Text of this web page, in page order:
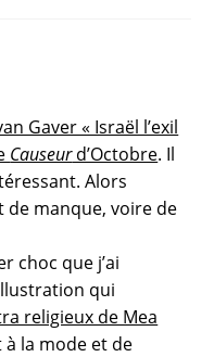
Gaver « Israël l’exil
Causeurd’Octobre. Il
Alors
manque, voire de
choc que j’ai
qui
religieux de Mea
la mode et de